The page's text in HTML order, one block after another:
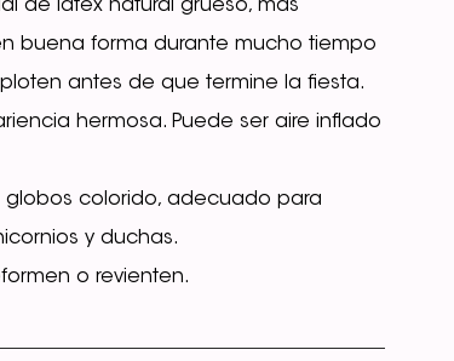
de látex natural grueso, más
buena forma durante mucho tiempo
antes de que termine la fiesta.
hermosa. Puede ser aire inflado
globos colorido, adecuado para
y duchas.
o revienten.